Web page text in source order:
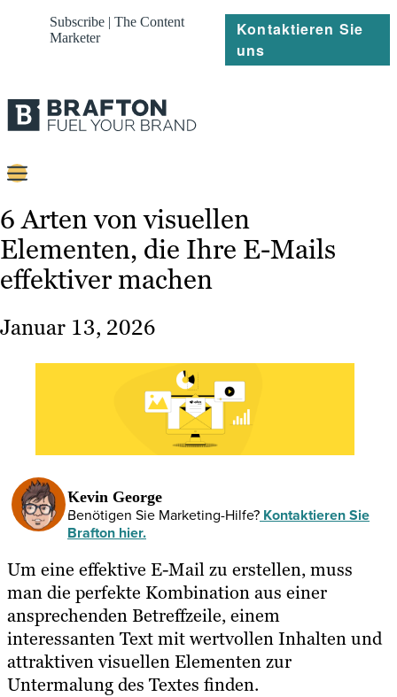
Subscribe | The Content
Marketer
Kontaktieren Sie
uns
Strategie
Platforms
Referenzen
6 Arten von visuellen
Elementen, die Ihre E-Mails
effektiver machen
Januar 13, 2026
Kevin George
Benötigen Sie Marketing-Hilfe? Kontaktieren Sie
Brafton hier.
Um eine effektive E-Mail zu erstellen, muss
man die perfekte Kombination aus einer
ansprechenden Betreffzeile, einem
interessanten Text mit wertvollen Inhalten und
attraktiven visuellen Elementen zur
Untermalung des Textes finden.